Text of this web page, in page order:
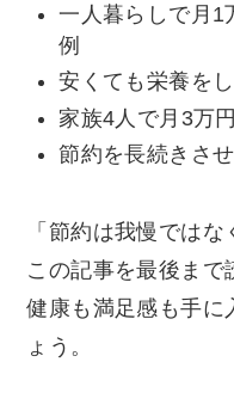
一人暮らしで月1
例
安くても栄養を
家族4人で月3万
節約を長続きさ
「節約は我慢では
この記事を最後まで
健康も満足感も手に
ょう。